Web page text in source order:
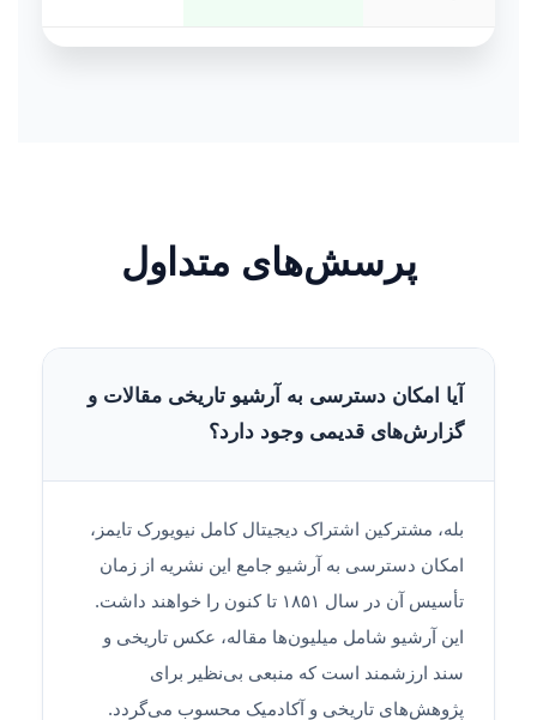
پرسش‌های متداول
آیا امکان دسترسی به آرشیو تاریخی مقالات و
گزارش‌های قدیمی وجود دارد؟
بله، مشترکین اشتراک دیجیتال کامل نیویورک تایمز،
امکان دسترسی به آرشیو جامع این نشریه از زمان
تأسیس آن در سال ۱۸۵۱ تا کنون را خواهند داشت.
این آرشیو شامل میلیون‌ها مقاله، عکس تاریخی و
سند ارزشمند است که منبعی بی‌نظیر برای
پژوهش‌های تاریخی و آکادمیک محسوب می‌گردد.